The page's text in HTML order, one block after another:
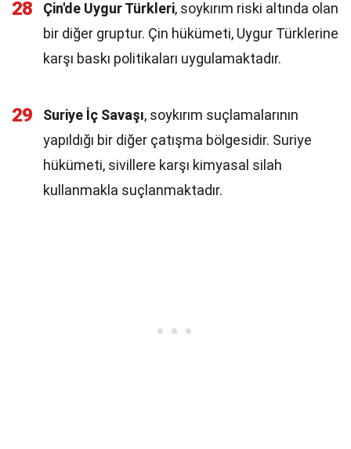
28 Çin'de Uygur Türkleri, soykırım riski altında olan
bir diğer gruptur. Çin hükümeti, Uygur Türklerine
karşı baskı politikaları uygulamaktadır.
29 Suriye İç Savaşı, soykırım suçlamalarının
yapıldığı bir diğer çatışma bölgesidir. Suriye
hükümeti, sivillere karşı kimyasal silah
kullanmakla suçlanmaktadır.